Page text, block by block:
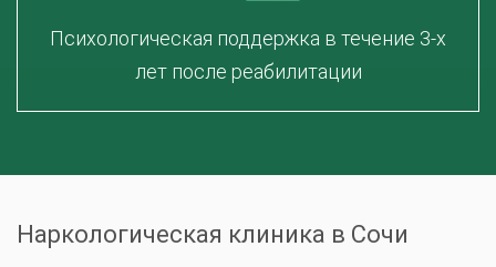
Психологическая поддержка в течение 3-х
лет после реабилитации
Наркологическая клиника в Сочи